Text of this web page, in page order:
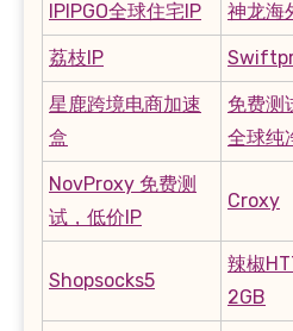
IPIPGO全球住宅IP 神龙海
荔枝IP
星鹿跨境电商加速
盒
免费测
全球纯
NovProxy 免费测
试，低价IP
Croxy
Shopsocks5
辣椒
2GB